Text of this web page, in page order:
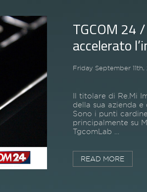
TGCOM 24
accelerato
Friday September
Il titolare di Re.Mi
della sua azienda
Sono i punti
principalmente su
TgcomLab …
READ MORE